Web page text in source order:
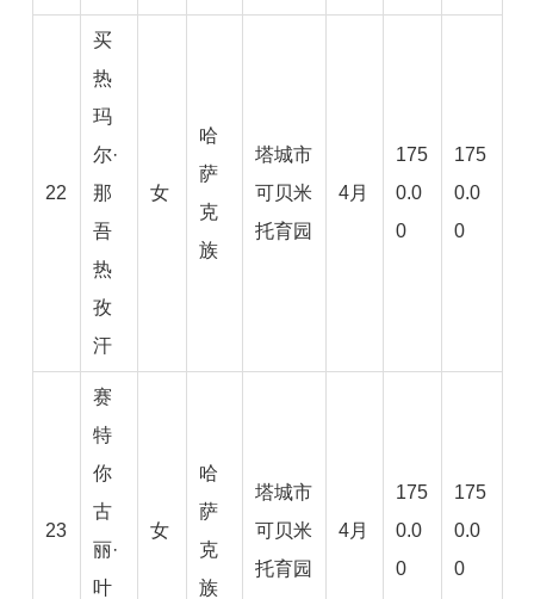
22
买
热
玛
尔·
那
吾
热
孜
汗
女
哈
萨
克
族
塔城市
可贝米
托育园
4月
175
0.0
0
175
0.0
0
23
赛
特
你
古
丽·
叶
女
哈
萨
克
族
塔城市
可贝米
托育园
4月
175
0.0
0
175
0.0
0